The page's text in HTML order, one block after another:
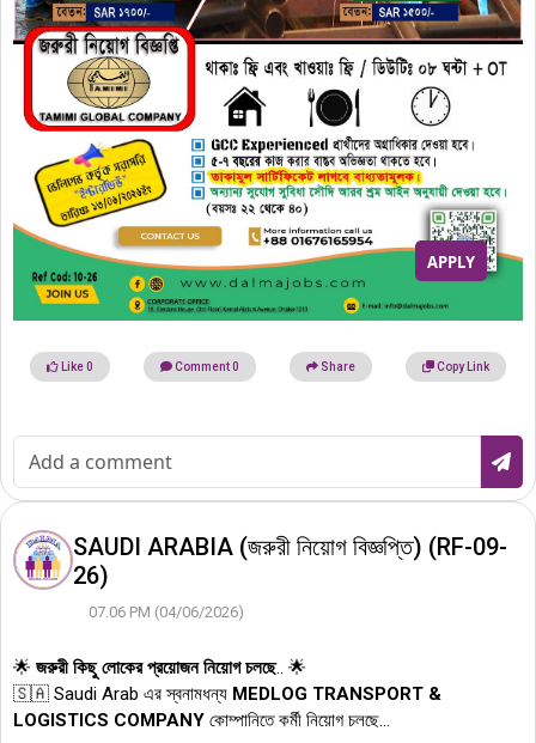
APPLY
Like0 Comment0 Share Copy Link
SAUDI ARABIA (জরুরী নিয়োগ বিজ্ঞপ্তি) (RF-09-
26)
07.06 PM (04/06/2026)
🌟 জরুরী কিছু লোকের প্রয়োজন নিয়োগ চলছে.. 🌟
🇸🇦 Saudi Arab এর স্বনামধন্য MEDLOG TRANSPORT &
LOGISTICS COMPANY কোম্পানিতে কর্মী নিয়োগ চলছে...